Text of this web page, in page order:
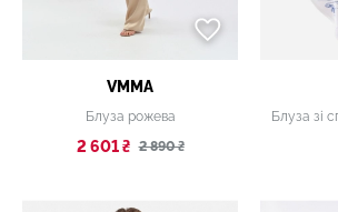
VMMA
Блуза рожева
2 601 ₴ 2 890 ₴